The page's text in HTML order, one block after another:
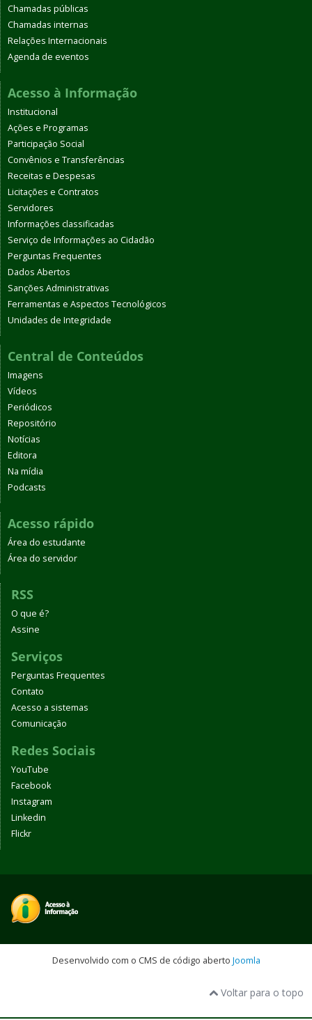
Chamadas públicas
Chamadas internas
Relações Internacionais
Agenda de eventos
Acesso à Informação
Institucional
Ações e Programas
Participação Social
Convênios e Transferências
Receitas e Despesas
Licitações e Contratos
Servidores
Informações classificadas
Serviço de Informações ao Cidadão
Perguntas Frequentes
Dados Abertos
Sanções Administrativas
Ferramentas e Aspectos Tecnológicos
Unidades de Integridade
Central de Conteúdos
Imagens
Vídeos
Periódicos
Repositório
Notícias
Editora
Na mídia
Podcasts
Acesso rápido
Área do estudante
Área do servidor
RSS
O que é?
Assine
Serviços
Perguntas Frequentes
Contato
Acesso a sistemas
Comunicação
Redes Sociais
YouTube
Facebook
Instagram
Linkedin
Flickr
Desenvolvido com o CMS de código aberto Joomla
Voltar para o topo